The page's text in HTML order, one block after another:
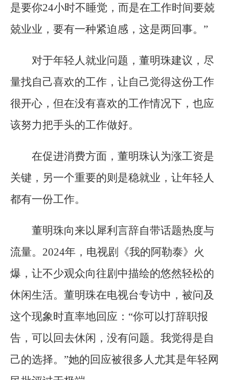
是要你24小时不睡觉，而是在工作时间要兢
兢业业，要有一种紧迫感，这是两回事。”
对于年轻人就业问题，董明珠建议，尽
量找自己喜欢的工作，让自己觉得这份工作
很开心，但在没有喜欢的工作情况下，也应
该努力把手头的工作做好。
在促进消费方面，董明珠认为涨工资是
关键，另一个重要的则是稳就业，让年轻人
都有一份工作。
董明珠向来以犀利言辞自带话题热度与
流量。2024年，电视剧《我的阿勒泰》火
爆，让不少观众向往剧中描绘的悠然轻松的
休闲生活。董明珠在电视台专访中，被问及
这个现象时直率地回应：“你可以打辞职报
告，可以回去休闲，没有问题。我觉得是自
己的选择。”她的回应被很多人尤其是年轻网